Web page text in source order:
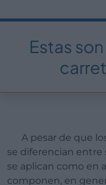
Estas
A pesar de que los tipos de carretillas elevadoras
se diferencian entre
se aplican como en
componen, en